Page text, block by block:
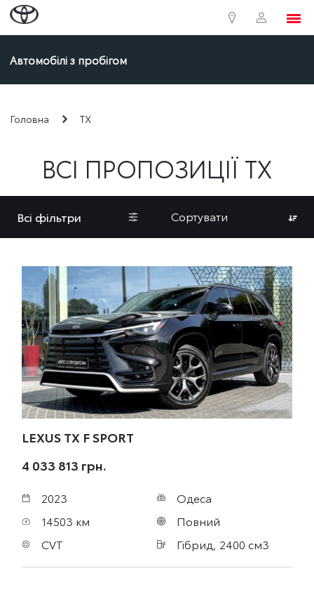
Автомобілі з пробігом
Головна TX
ВСІ ПРОПОЗИЦІЇ TX
Всі фільтри Сортувати
LEXUS TX F SPORT
4 033 813 грн.
2023
Одеса
14503 км
Повний
CVT
Гібрид, 2400 см3